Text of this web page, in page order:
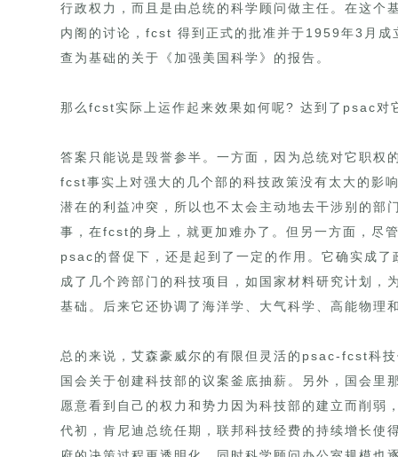
行政权力，而且是由总统的科学顾问做主任。在这
内阁的讨论，fcst 得到正式的批准并于1959年3月
查为基础的关于《加强美国科学》的报告。
那么fcst实际上运作起来效果如何呢? 达到了psac
答案只能说是毁誉参半。一方面，因为总统对它职权
fcst事实上对强大的几个部的科技政策没有太大的影
潜在的利益冲突，所以也不太会主动地去干涉别的部
事，在fcst的身上，就更加难办了。但另一方面，尽
psac的督促下，还是起到了一定的作用。它确实成
成了几个跨部门的科技项目，如国家材料研究计划，
基础。后来它还协调了海洋学、大气科学、高能物理
总的来说，艾森豪威尔的有限但灵活的psac-fcst科
国会关于创建科技部的议案釜底抽薪。另外，国会里
愿意看到自己的权力和势力因为科技部的建立而削
代初，肯尼迪总统任期，联邦科技经费的持续增长使